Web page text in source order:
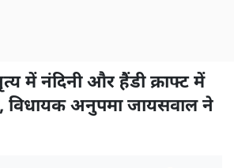
में नंदिनी और हैंडी क्राफ्ट में
अनुपमा जायसवाल ने